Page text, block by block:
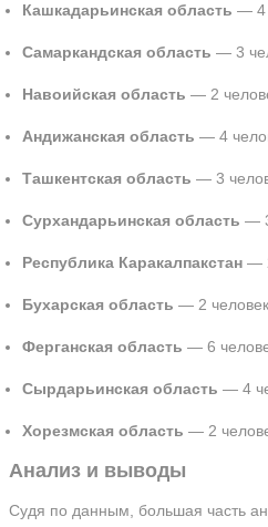
Кашкадарьинская область — 4
Самаркандская область — 3
Навоийская область — 2
Андижанская область — 4
Ташкентская область — 3
Сурхандарьинская область —
Республика Каракалпакстан —
Бухарская область — 2
Ферганская область — 6
Сырдарьинская область — 4
Хорезмская область — 2
Анализ и выводы
Судя по данным, большая часть